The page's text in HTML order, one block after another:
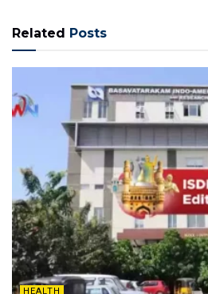
Related Posts
HEALTH